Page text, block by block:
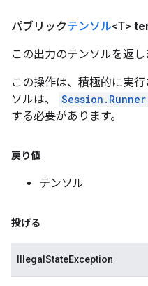
パブリックテンソル<T>
この出力のテンソルを返し
この操作は、積極的に実
ソルは、
する必要があります。
戻り値
テンソル
投げる
IllegalStateException